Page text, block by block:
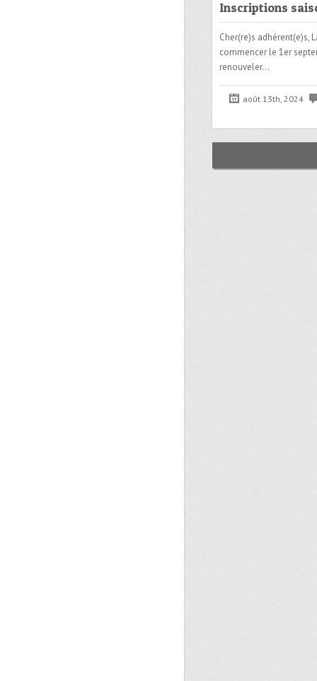
Inscriptions
Cher(re)s adhérent(e)s,
commencer le 1er
renouveler…
août 13th, 2024